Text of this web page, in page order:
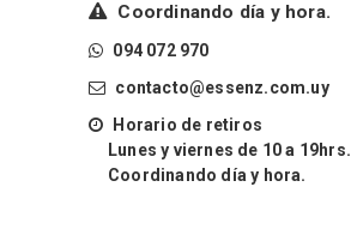
Coordinando día y hora.
094 072 970
contacto@essenz.com.uy
Horario de retiros
Lunes y viernes de 10 a 19hrs.
Coordinando día y hora.